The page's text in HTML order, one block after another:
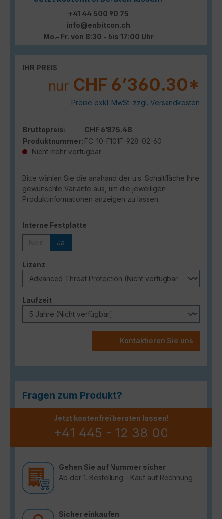
+41 44 500 90 75
info@enbitcon.ch
Mo.- Fr. von 8:30 - bis 17:00 Uhr
IHR PREIS
nur CHF 6’360.30*
Preise exkl. MwSt. zzgl. Versandkosten
Bruttopreis:
CHF 6’875.48
Produktnummer: FC-10-F101F-928-02-60
Nicht mehr verfügbar
Bitte wählen Sie die anahand der u.s. Schaltfläche Ihre
gewünschte Variante aus, um die jeweiligen
Produktinformationen anzeigen zu lassen.
Interne Festplatte
Ja
Lizenz
Laufzeitauswählen
Kontaktieren Sie uns
Fragen zum Produkt?
Jetzt kostenfrei beraten lassen!
+41 445 - 12 38 00
Gehen Sie auf Nummer sicher
Ab der 1. Bestellung - Kauf auf Rechnung
Sicher einkaufen